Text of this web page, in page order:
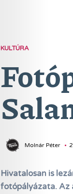
KULTÚRA
Molnár Péter
Hivatalosan is
fotópályázata. Az